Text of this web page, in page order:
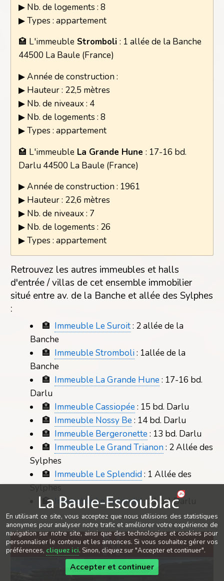
▶ Nb. de logements : 8
▶ Types : appartement
🏩 L'immeuble Stromboli: 1 allée de la Banche
44500 La Baule (France)
▶ Année de construction :
▶ Hauteur : 22,5 mètres
▶ Nb. de niveaux : 4
▶ Nb. de logements : 8
▶ Types : appartement
🏩 L'immeuble La Grande Hune: 17-16 bd.
Darlu 44500 La Baule (France)
▶ Année de construction : 1961
▶ Hauteur : 22,6 mètres
▶ Nb. de niveaux : 7
▶ Nb. de logements : 26
▶ Types : appartement
Retrouvez les autres immeubles et halls
d'entrée / villas de cet ensemble immobilier
situé entre av. de la Banche et allée des Sylphes
:
🏣 Immeuble Le Suroit: 2 allée de la
Banche
🏣 Immeuble Stromboli: 1allée de la
Banche
🏣 Immeuble La Grande Hune: 17-16 bd.
Darlu
🏣 Immeuble Cassiopée: 15 bd. Darlu
🏣 Immeuble Nossy Be: 14 bd. Darlu
🏣 Immeuble Bergeronette: 13 bd. Darlu
🏣 Immeuble Le Grand Trianon: 2 Allée des
Sylphes
🏣 Immeuble Le Splendid: 1 Allée des
Sylphes
🏣
Immeuble Le Splendid : 11 bd. Darlu
En utilisant ce site, vous acceptez que nous utilisions des statistiques
anonymes pour analyser notre trafic et améliorer votre expérience de
navigation sur notre site, ainsi que des technologies et cookies pour
personnaliser le contenu et les annonces. Si vous souhaitez gérer vos
préférences, cliquez ici. Sinon, cliquez sur "Accepter et continuer".
Accepter et continuer